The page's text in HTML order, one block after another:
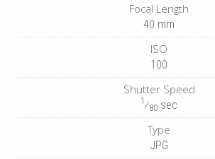
Focal Length
40 mm
ISO
100
Shutter Speed
1⁄80 sec
Type
JPG